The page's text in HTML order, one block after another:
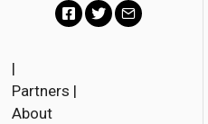
c
|
Partners |
About